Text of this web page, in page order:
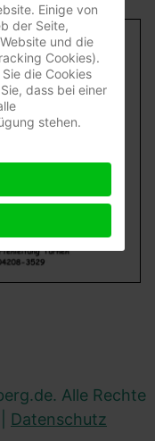
Alle Rechte
Datenschutz
Einige von
der Seite,
und die
Cookies).
die Cookies
dass bei einer
stehen.